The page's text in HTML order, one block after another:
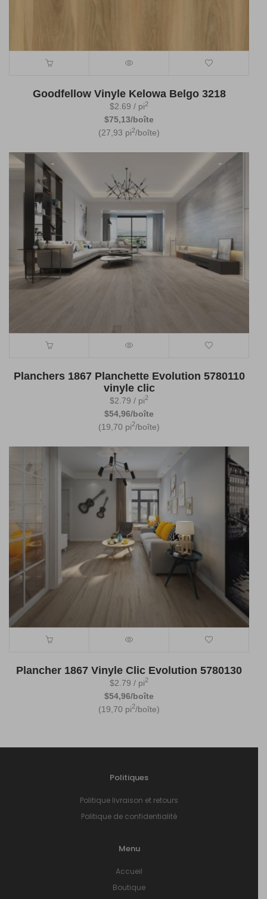
Goodfellow Vinyle Kelowa Belgo 3218
$2.69 / pi2
$75,13/boîte
(27,93 pi2/boîte)
Planchers 1867 Planchette Evolution 5780110
vinyle clic
$2.79 / pi2
$54,96/boîte
(19,70 pi2/boîte)
Plancher 1867 Vinyle Clic Evolution 5780130
$2.79 / pi2
$54,96/boîte
(19,70 pi2/boîte)
Politiques
Politique livraison et retours
Politique de confidentialité
Menu
Accueil
Boutique